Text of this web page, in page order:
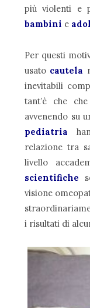
più violenti e
bambini e
Per questi
usato cautela
inevitabili
tant’è che
avvenendo su
pediatria
relazione tra
livello
scientifiche
visione
i risultati di